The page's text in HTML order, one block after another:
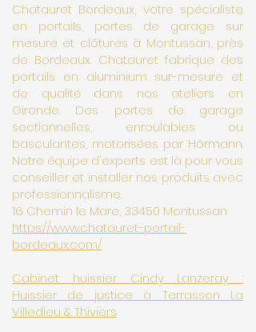
Chatauret Bordeaux, votre spécialiste
en portails, portes de garage sur
mesure et clôtures à Montussan, près
de Bordeaux. Chatauret fabrique des
portails en aluminium sur-mesure et
de qualité dans nos ateliers en
Gironde. Des portes de garage
sectionnelles, enroulables ou
basculantes, motorisées par Hörmann.
Notre équipe d'experts est là pour vous
conseiller et installer nos produits avec
professionnalisme.
16 Chemin le Mare, 33450 Montussan
https://www.chatauret-portail-
bordeaux.com/
Cabinet huissier Cindy Lanzeray :
Huissier de justice à Terrasson La
Villedieu & Thiviers